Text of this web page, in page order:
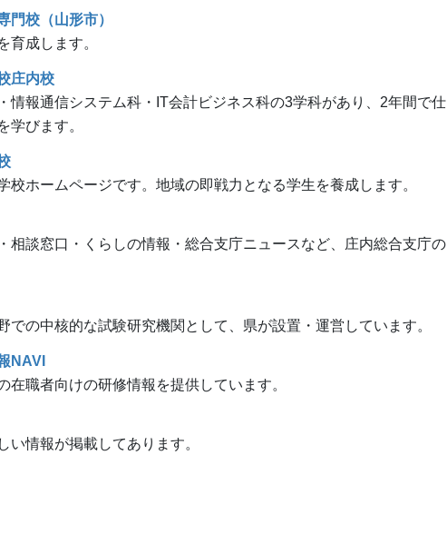
門校（山形市）
成します。
庄内校
報通信システム科・IT会計ビジネス科の3学科があり、2年間で仕
学びます。
ホームページです。地域の即戦力となる学生を養成します。
談窓口・くらしの情報・総合支庁ニュースなど、庄内総合支庁の
の中核的な試験研究機関として、県が設置・運営しています。
NAVI
職者向けの研修情報を提供しています。
情報が掲載してあります。